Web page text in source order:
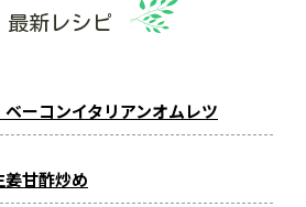
最新レシピ
ーコンイタリアンオムレツ
甘酢炒め